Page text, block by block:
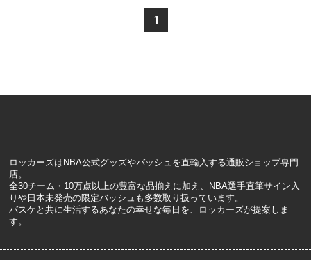
1
ロッカーズはNBA公式グッズやバッシュを直輸入する通販ショップ専門
店。
全30チーム・10万点以上の豊富な品揃えに加え、NBA選手直筆サイン入
りや日本未発売の限定バッシュも多数取り扱っています。
バスケと共に生活するあなたの幸せな毎日を、ロッカーズが提案しま
す。